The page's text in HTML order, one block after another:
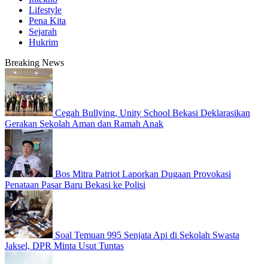
Lifestyle
Pena Kita
Sejarah
Hukrim
Breaking News
Cegah Bullying, Unity School Bekasi Deklarasikan
Gerakan Sekolah Aman dan Ramah Anak
Bos Mitra Patriot Laporkan Dugaan Provokasi
Penataan Pasar Baru Bekasi ke Polisi
Soal Temuan 995 Senjata Api di Sekolah Swasta
Jaksel, DPR Minta Usut Tuntas